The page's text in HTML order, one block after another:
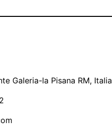
Galeria-la Pisana RM, Italia